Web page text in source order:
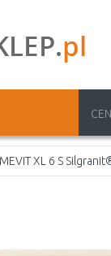
XL 6 S